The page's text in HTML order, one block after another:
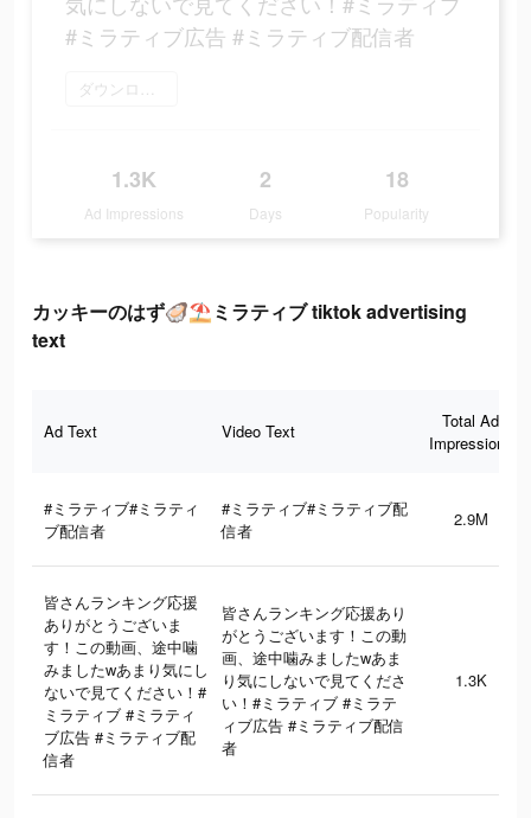
#ミラティブ広告 #ミラティブ配信者
ダウンロード
1.3K
Ad Impressions
2
Days
18
Popularity
カッキーのはず🦪⛱ミラティブ tiktok advertising
text
Ad Text Video Text
Total Ad
Impressions
#ミラティブ#ミラティ
ブ配信者
#ミラティブ#ミラティブ配
信者
2.9M
皆さんランキング応援
ありがとうございま
す！この動画、途中噛
みましたwあまり気にし
ないで見てください！#
ミラティブ #ミラティ
ブ広告 #ミラティブ配
信者
皆さんランキング応援あり
がとうございます！この動
画、途中噛みましたwあま
り気にしないで見てくださ
い！#ミラティブ #ミラテ
ィブ広告 #ミラティブ配信
者
1.3K